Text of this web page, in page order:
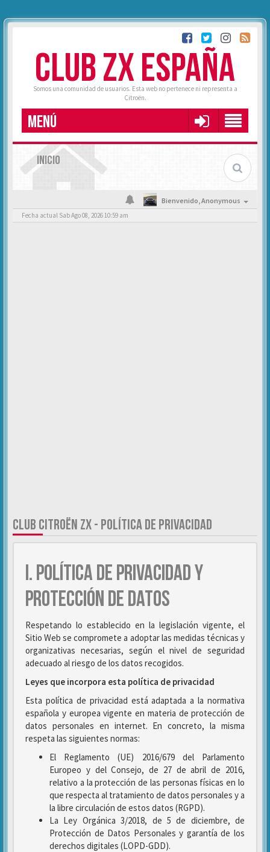
CLUB ZX ESPAÑA
Somos una comunidad de usuarios. Esta web no pertenece ni representa a
Citroën.
MENÚ
INICIO
Bienvenido,Anonymous
Fecha actual Sab Ago 08, 2026 10:59 am
CLUB CITROËN ZX - POLÍTICA DE PRIVACIDAD
I. POLÍTICA DE PRIVACIDAD Y
PROTECCIÓN DE DATOS
Respetando lo establecido en la legislación vigente, el
Sitio Web se compromete a adoptar las medidas técnicas y
organizativas necesarias, según el nivel de seguridad
adecuado al riesgo de los datos recogidos.
Leyes que incorpora esta política de privacidad
Esta política de privacidad está adaptada a la normativa
española y europea vigente en materia de protección de
datos personales en internet. En concreto, la misma
respeta las siguientes normas:
El Reglamento (UE) 2016/679 del Parlamento
Europeo y del Consejo, de 27 de abril de 2016,
relativo a la protección de las personas físicas en lo
que respecta al tratamiento de datos personales y a
la libre circulación de estos datos (RGPD).
La Ley Orgánica 3/2018, de 5 de diciembre, de
Protección de Datos Personales y garantía de los
derechos digitales (LOPD-GDD).